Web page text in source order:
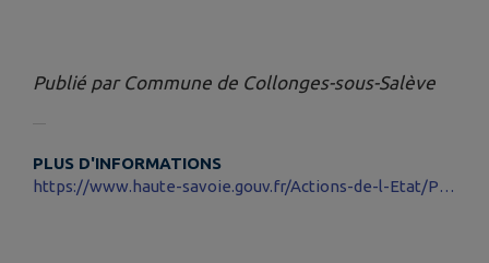
Publié par Commune de Collonges-sous-Salève
PLUS D'INFORMATIONS
https://www.haute-savoie.gouv.fr/Actions-de-l-Etat/Prevenir-le-risque-et-se-proteger/Eau/Secheresse/Secheresse-en-Haute-Savoie